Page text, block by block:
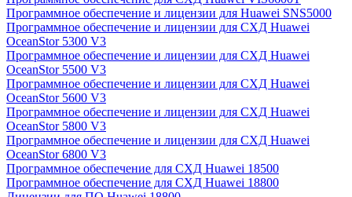
Программное обеспечение и лицензии для Huawei SNS5000
Программное обеспечение и лицензии для СХД Huawei
OceanStor 5300 V3
Программное обеспечение и лицензии для СХД Huawei
OceanStor 5500 V3
Программное обеспечение и лицензии для СХД Huawei
OceanStor 5600 V3
Программное обеспечение и лицензии для СХД Huawei
OceanStor 5800 V3
Программное обеспечение и лицензии для СХД Huawei
OceanStor 6800 V3
Программное обеспечение для СХД Huawei 18500
Программное обеспечение для СХД Huawei 18800